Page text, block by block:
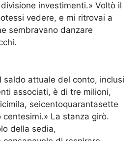
investimenti.» Voltò il
vedere, e mi ritrovai a
sembravano danzare
saldo attuale del conto, inclusi
associati, è di tre milioni,
seicentoquarantasette
La stanza girò.
della sedia,